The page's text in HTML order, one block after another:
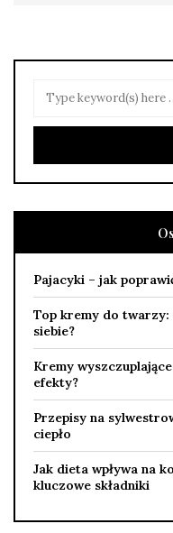
Pajacyki – jak
Top kremy do
siebie?
Kremy
efekty?
Przepisy na
ciepło
Jak dieta wpływa na
kluczowe składniki